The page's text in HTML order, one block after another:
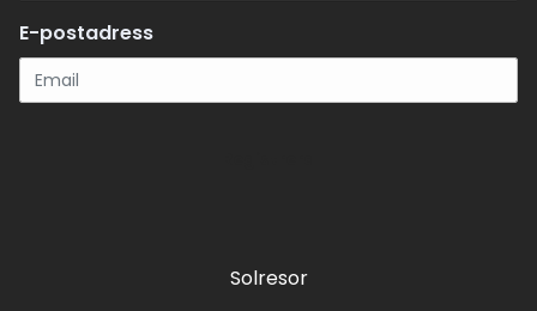
E-postadress
Solresor